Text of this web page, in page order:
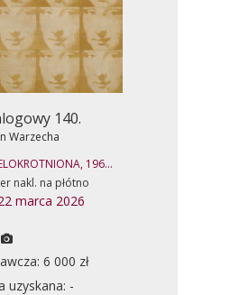
140.
Warzecha
196...
nakl. na płótno
marca 2026
6 000 zł
uzyskana: -